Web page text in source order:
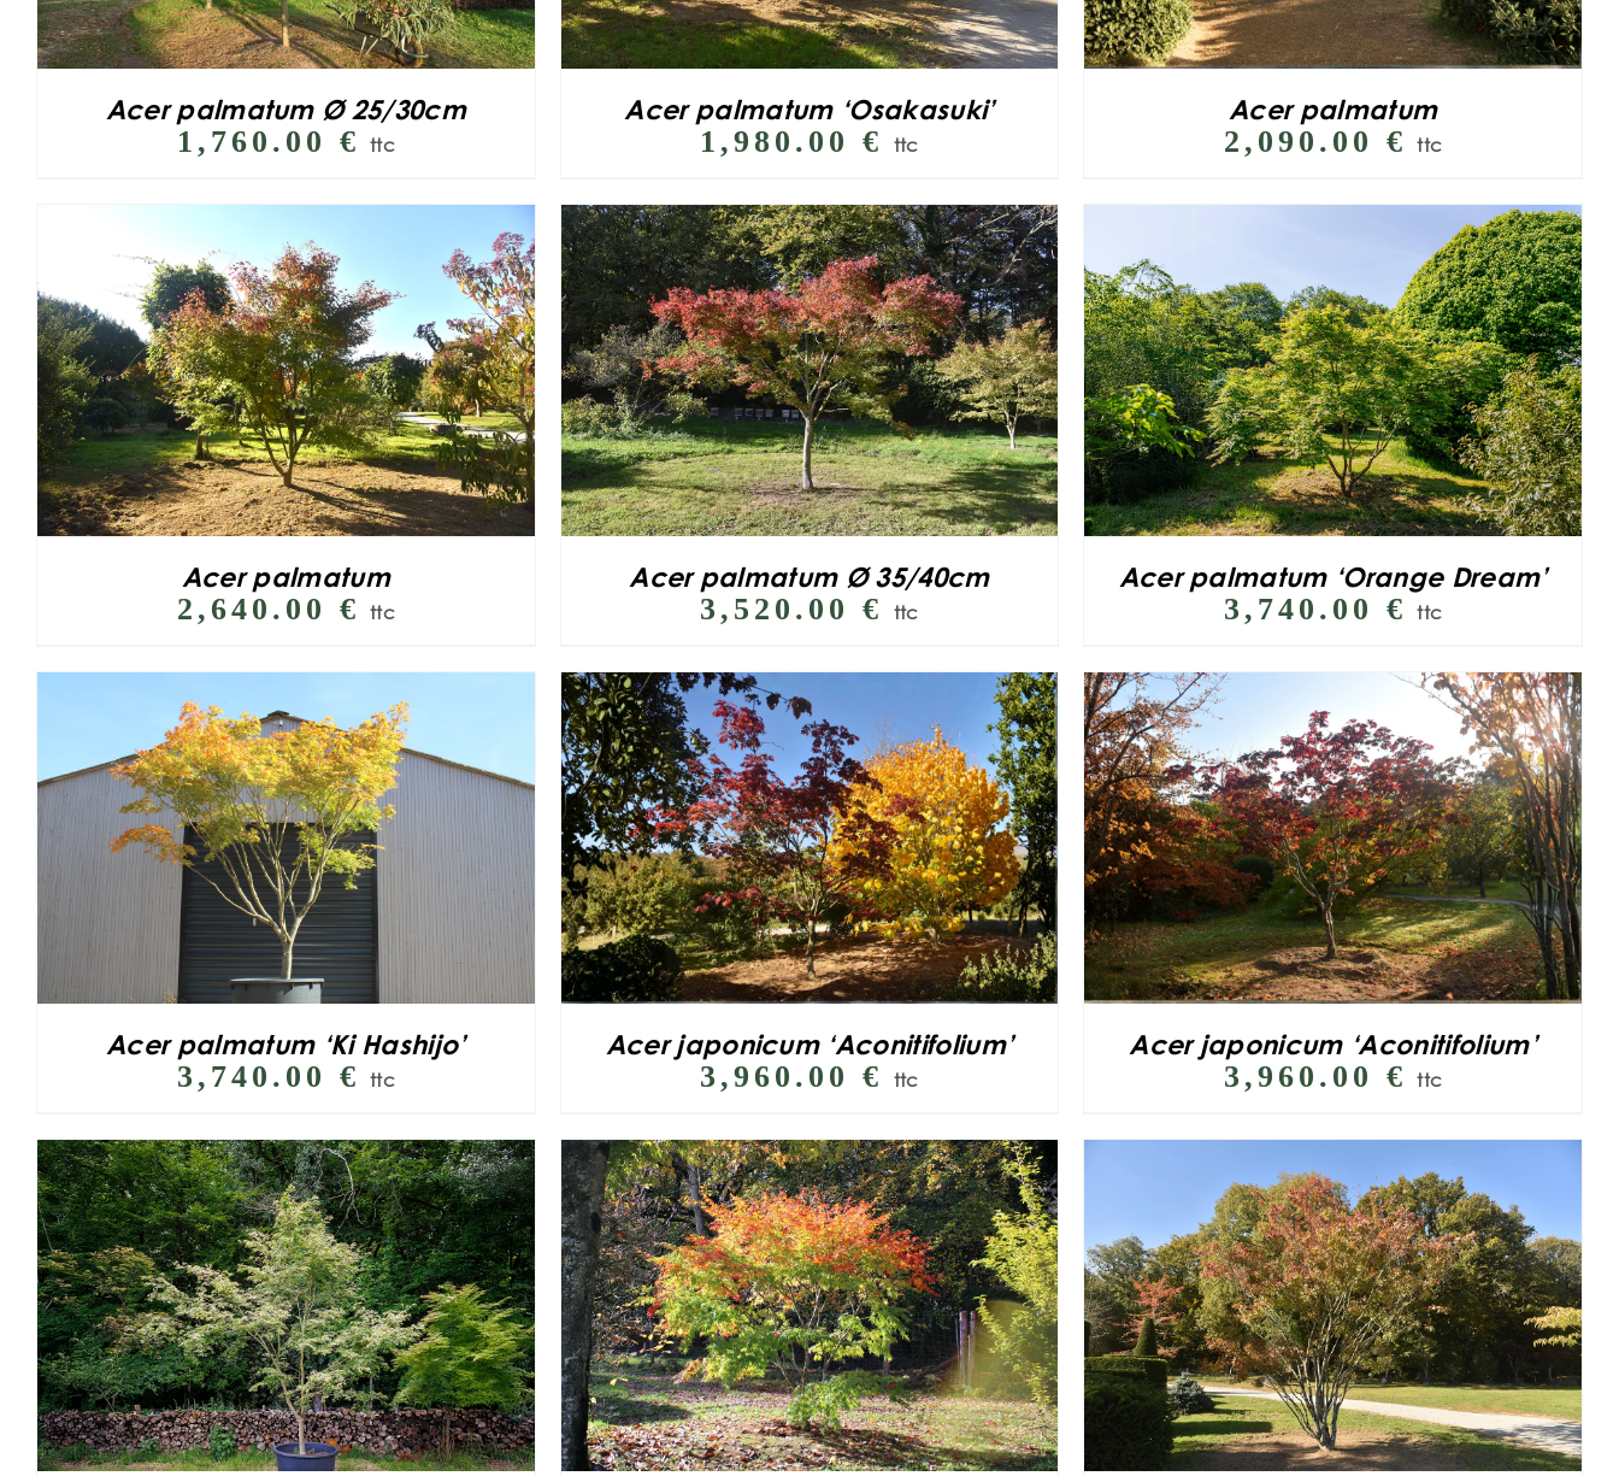
Acer palmatum Ø 25/30cm
1,760.00 € ttc
Acer palmatum ‘Osakasuki’
1,980.00€ ttc
Acer palmatum
2,090.00€ ttc
Acer palmatum
2,640.00 € ttc
Acer palmatum Ø 35/40cm
3,520.00€ ttc
Acer palmatum ‘Orange Dream’
3,740.00€ ttc
Acer palmatum ‘Ki Hashijo’
3,740.00 € ttc
Acer japonicum ‘Aconitifolium’
3,960.00€ ttc
Acer japonicum ‘Aconitifolium’
3,960.00€ ttc